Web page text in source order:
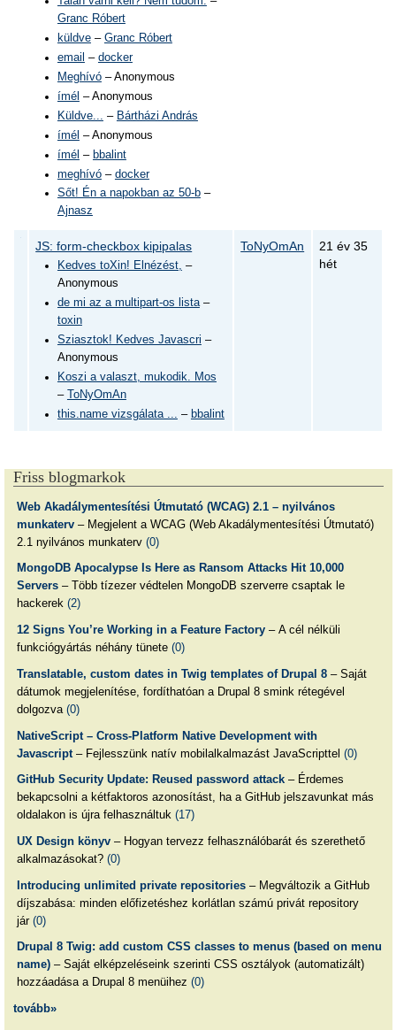
Granc Róbert
küldve– Granc Róbert
email – docker
Meghívó– Anonymous
ímél – Anonymous
Küldve... – Bártházi András
ímél – Anonymous
ímél – bbalint
meghívó– docker
Sőt! Én a napokban az 50-b–
Ajnasz
JS: form-checkbox kipipalas
Kedves toXin! Elnézést, –
Anonymous
de mi az a multipart-os lista–
toxin
Sziasztok! Kedves Javascri –
Anonymous
Koszi a valaszt, mukodik. Mos
–
ToNyOmAn
this.name vizsgálata ... – bbalint
ToNyOmAn
21 év 35
hét
Friss blogmarkok
Web Akadálymentesítési Útmutató (WCAG) 2.1 – nyilvános
munkaterv– Megjelent a WCAG (Web Akadálymentesítési Útmutató)
2.1 nyilvános munkaterv (0)
MongoDB Apocalypse Is Here as Ransom Attacks Hit 10,000
Servers– Több tízezer védtelen MongoDB szerverre csaptak le
hackerek (2)
12 Signs You’re Working in a Feature Factory– A cél nélküli
funkciógyártás néhány tünete (0)
Translatable, custom dates in Twig templates of Drupal 8– Saját
dátumok megjelenítése, fordíthatóan a Drupal 8 smink rétegével
dolgozva (0)
NativeScript – Cross-Platform Native Development with
Javascript– Fejlesszünk natív mobilalkalmazást JavaScripttel (0)
GitHub Security Update: Reused password attack– Érdemes
bekapcsolni a kétfaktoros azonosítást, ha a GitHub jelszavunkat más
oldalakon is újra felhasználtuk (17)
UX Design könyv– Hogyan tervezz felhasználóbarát és szerethető
alkalmazásokat? (0)
Introducing unlimited private repositories– Megváltozik a GitHub
díjszabása: minden előfizetéshez korlátlan számú privát repository
jár (0)
Drupal 8 Twig: add custom CSS classes to menus (based on menu
name)– Saját elképzeléseink szerinti CSS osztályok (automatizált)
hozzáadása a Drupal 8 menüihez (0)
tovább»